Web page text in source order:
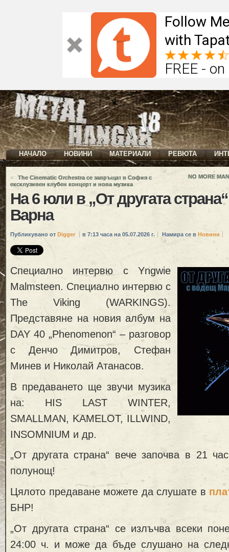
Follow
with
FREE -
НАЧАЛО НОВИНИ МАТЕРИАЛИ РЕВЮТА
«
The Cinematic Orchestra се завръщат в София с
ексклузивен клубен концерт и нова музика
NO MORE
На 6 юли в „От другата
Варна
Публикувано от Digger в 7:13 часа на 05.07.2026 г. Намира се в Новини
Специално интервю с Yngwie
Malmsteen. Специално интервю с
The Viking (WARKINGS).
Представяне на новия албум на
DAY 40 „Phenomenon“ – разговор
с Денчо Димитров, Стефан
Минев и Николай Атанасов.
В предаването ще звучи музика
на: HIS LAST WINTER,
SMALLMAN, KAMELOT, ILLWIND,
INSOMNIUM и др.
„От другата страна“ вече започва в 21
полунощ!
Цялото предаване можете да слушате в
БНР!
„От другата страна“ се излъчва всеки
24:00 ч. и може да бъде слушано на